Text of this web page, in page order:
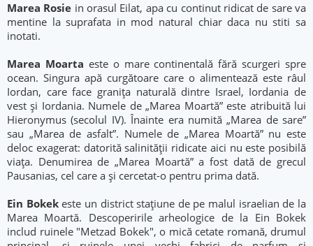
Marea Rosie in orasul Eilat, apa cu continut ridicat de sare va
mentine la suprafata in mod natural chiar daca nu stiti sa
inotati.
Marea Moarta este o mare continentală fără scurgeri spre
ocean. Singura apă curgătoare care o alimentează este râul
Iordan, care face granița naturală dintre Israel, Iordania de
vest și Iordania. Numele de „Marea Moartă” este atribuită lui
Hieronymus (secolul IV). Înainte era numită „Marea de sare”
sau „Marea de asfalt”. Numele de „Marea Moartă” nu este
deloc exagerat: datorită salinității ridicate aici nu este posibilă
viața. Denumirea de „Marea Moartă” a fost dată de grecul
Pausanias, cel care a și cercetat-o pentru prima dată.
Ein Bokekeste un district stațiune de pe malul israelian de la
Marea Moartă. Descoperirile arheologice de la Ein Bokek
includ ruinele "Metzad Bokek", o mică cetate romană, drumul